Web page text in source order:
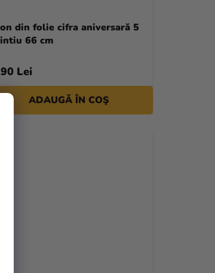
din folie cifra aniversară 5
66 cm
Lei
ADAUGĂ ÎN COŞ